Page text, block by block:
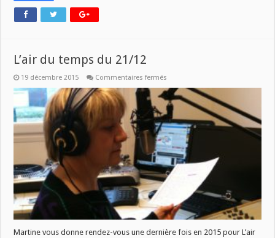
L’air du temps du 21/12
19 décembre 2015 Commentaires fermés
du
temps
du
21/12
Martine vous donne rendez-vous une dernière fois en 2015 pour L’air